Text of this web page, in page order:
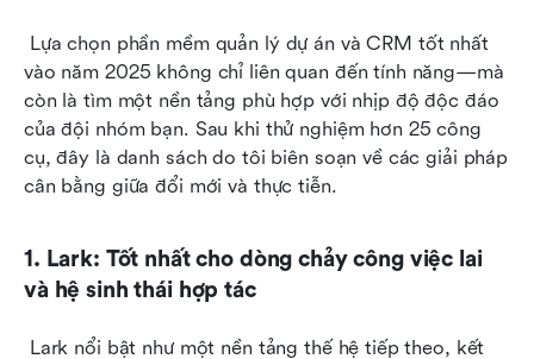
vào năm 2025 không chỉ liên quan đến tính năng—mà
còn là tìm một nền tảng phù hợp với nhịp độ độc đáo
của đội nhóm bạn. Sau khi thử nghiệm hơn 25 công
cụ, đây là danh sách do tôi biên soạn về các giải pháp
cân bằng giữa đổi mới và thực tiễn.
1. Lark: Tốt nhất cho dòng chảy công việc lai
và hệ sinh thái hợp tác